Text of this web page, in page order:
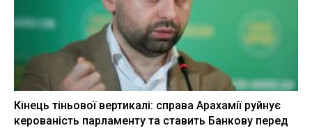
Кінець тіньової вертикалі: справа Арахамії руйнує
керованість парламенту та ставить Банкову перед